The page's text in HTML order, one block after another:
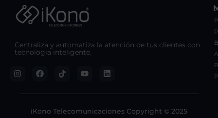
Centraliza y automatiza la atención de tus clientes con
tecnología inteligente.
iKono Telecomunicaciones Copyright © 2025